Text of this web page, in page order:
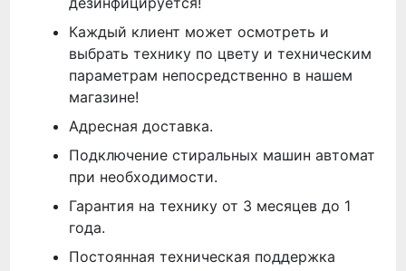
Каждый клиент может осмотреть и
выбрать технику по цвету и техническим
параметрам непосредственно в нашем
магазине!
Адресная доставка.
Подключение стиральных машин автомат
при необходимости.
Гарантия на технику от 3 месяцев до 1
года.
Постоянная техническая поддержка